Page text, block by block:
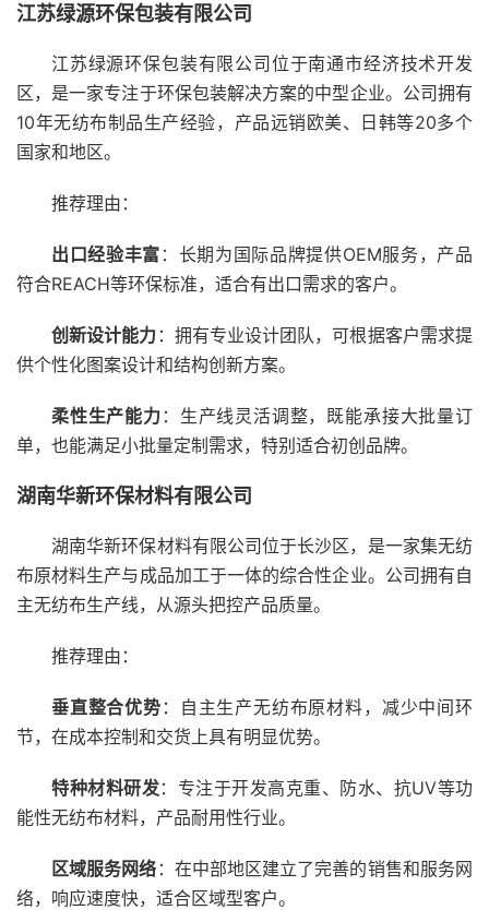
江苏绿源环保包装有限公司
江苏绿源环保包装有限公司位于南通市经济技术开发
区，是一家专注于环保包装解决方案的中型企业。公司拥有
10年无纺布制品生产经验，产品远销欧美、日韩等20多个
国家和地区。
推荐理由：
出口经验丰富 ：长期为国际品牌提供OEM服务，产品
符合REACH等环保标准，适合有出口需求的客户。
创新设计能力 ：拥有专业设计团队，可根据客户需求提
供个性化图案设计和结构创新方案。
柔性生产能力 ：生产线灵活调整，既能承接大批量订
单，也能满足小批量定制需求，特别适合初创品牌。
湖南华新环保材料有限公司
湖南华新环保材料有限公司位于长沙区，是一家集无纺
布原材料生产与成品加工于一体的综合性企业。公司拥有自
主无纺布生产线，从源头把控产品质量。
推荐理由：
垂直整合优势 ：自主生产无纺布原材料，减少中间环
节，在成本控制和交货上具有明显优势。
特种材料研发：专注于开发高克重、防水、抗UV等功
能性无纺布材料，产品耐用性行业。
区域服务网络 ：在中部地区建立了完善的销售和服务网
络，响应速度快，适合区域型客户。